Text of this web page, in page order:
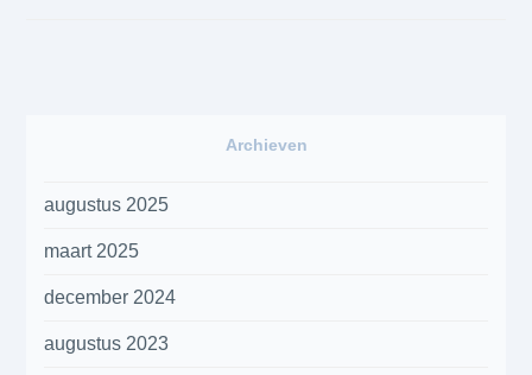
Archieven
augustus 2025
maart 2025
december 2024
augustus 2023